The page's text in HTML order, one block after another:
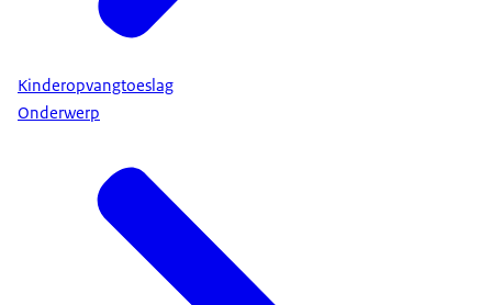
Kinderopvangtoeslag
Onderwerp